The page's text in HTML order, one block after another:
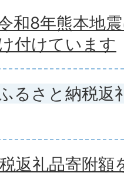
和8年熊本地
付けています
るさと納税返
返礼品寄附額